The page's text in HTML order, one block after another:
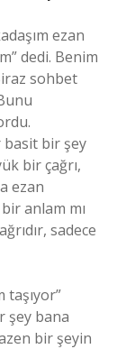
ezan
dedi. Benim
sohbet
basit bir şey
bir çağrı,
ezan
anlam mı
sadece
taşıyor”
şey bana
bir şeyin